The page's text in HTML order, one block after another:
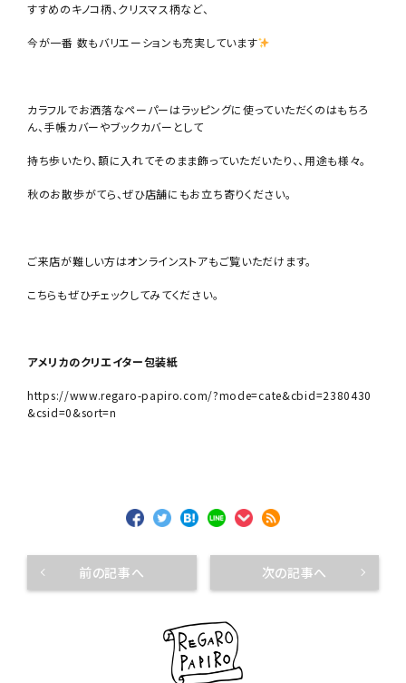
すすめのキノコ柄、クリスマス柄など、
今が一番 数もバリエーションも充実しています
カラフルでお洒落なペーパーはラッピングに使っていただくのはもちろ
ん、手帳カバーやブックカバーとして
持ち歩いたり、額に入れてそのまま飾っていただいたり、、用途も様々。
秋のお散歩がてら、ぜひ店舗にもお立ち寄りください。
ご来店が難しい方はオンラインストアもご覧いただけます。
こちらもぜひチェックしてみてください。
アメリカのクリエイター包装紙
https://www.regaro-papiro.com/?mode=cate&cbid=2380430
&csid=0&sort=n
前の記事へ 次の記事へ